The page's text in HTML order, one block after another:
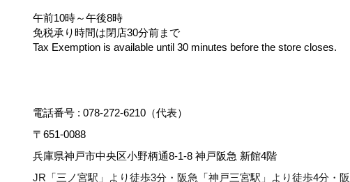
午前10時～午後8時
免税承り時間は閉店30分前まで
Tax Exemption is available until 30 minutes before the store closes.
電話番号 : 078-272-6210（代表）
〒651-0088
兵庫県神戸市中央区小野柄通8-1-8 神戸阪急 新館4階
JR「三ノ宮駅」より徒歩3分・阪急「神戸三宮駅」より徒歩4分・